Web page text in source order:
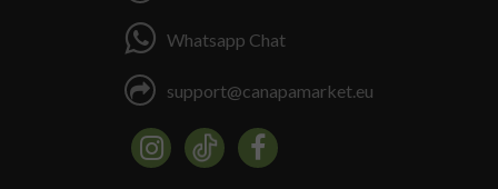
Whatsapp Chat
support@canapamarket.eu